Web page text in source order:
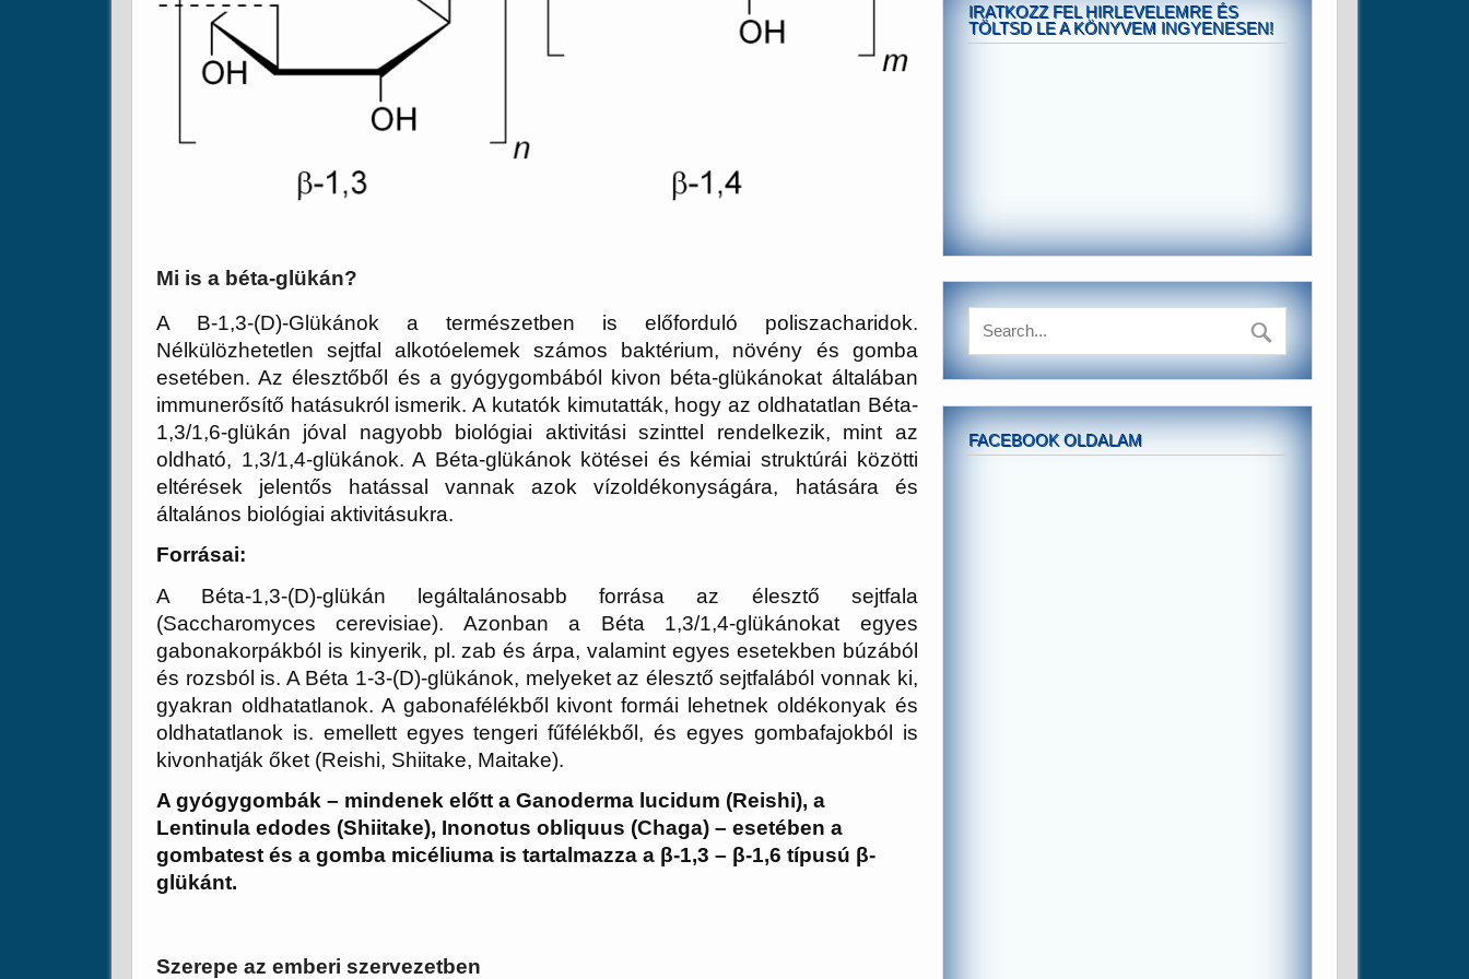
Mi is a béta-glükán?
A B-1,3-(D)-Glükánok a természetben is előforduló poliszacharidok.
Nélkülözhetetlen sejtfal alkotóelemek számos baktérium, növény és gomba
esetében. Az élesztőből és a gyógygombából kivon béta-glükánokat általában
immunerősítő hatásukról ismerik. A kutatók kimutatták, hogy az oldhatatlan Béta-
1,3/1,6-glükán jóval nagyobb biológiai aktivitási szinttel rendelkezik, mint az
oldható, 1,3/1,4-glükánok. A Béta-glükánok kötései és kémiai struktúrái közötti
eltérések jelentős hatással vannak azok vízoldékonyságára, hatására és
általános biológiai aktivitásukra.
Forrásai:
A Béta-1,3-(D)-glükán legáltalánosabb forrása az élesztő sejtfala
(Saccharomyces cerevisiae). Azonban a Béta 1,3/1,4-glükánokat egyes
gabonakorpákból is kinyerik, pl. zab és árpa, valamint egyes esetekben búzából
és rozsból is. A Béta 1-3-(D)-glükánok, melyeket az élesztő sejtfalából vonnak ki,
gyakran oldhatatlanok. A gabonafélékből kivont formái lehetnek oldékonyak és
oldhatatlanok is. emellett egyes tengeri fűfélékből, és egyes gombafajokból is
kivonhatják őket (Reishi, Shiitake, Maitake).
A gyógygombák – mindenek előtt a Ganoderma lucidum (Reishi), a
Lentinula edodes (Shiitake), Inonotus obliquus (Chaga) – esetében a
gombatest és a gomba micéliuma is tartalmazza a β-1,3 – β-1,6 típusú β-
glükánt.
Szerepe az emberi szervezetben
IRATKOZZ FEL HIRLEVELEMRE ÉS
TÖLTSD LE A KÖNYVEM INGYENESEN!
FACEBOOK OLDALAM